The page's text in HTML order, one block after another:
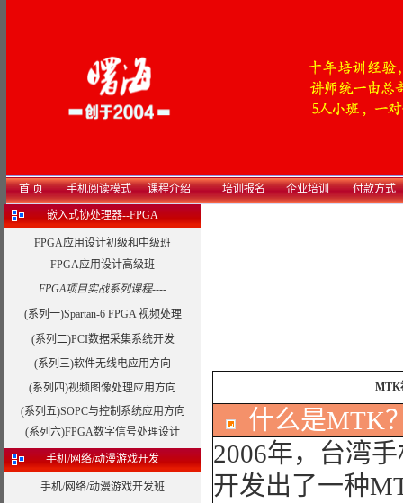
首 页 手机阅读模式 课程介绍 培训报名 企业培训 付款方式
嵌入式协处理器--FPGA
FPGA应用设计初级和中级班
FPGA应用设计高级班
FPGA项目实战系列课程----
(系列一)Spartan-6 FPGA 视频处理
(系列二)PCI数据采集系统开发
(系列三)软件无线电应用方向
(系列四)视频图像处理应用方向
(系列五)SOPC与控制系统应用方向
(系列六)FPGA数字信号处理设计
手机/网络/动漫游戏开发
手机/网络/动漫游戏开发班
MTK
什么是MTK
2006年，台湾
开发出了一种